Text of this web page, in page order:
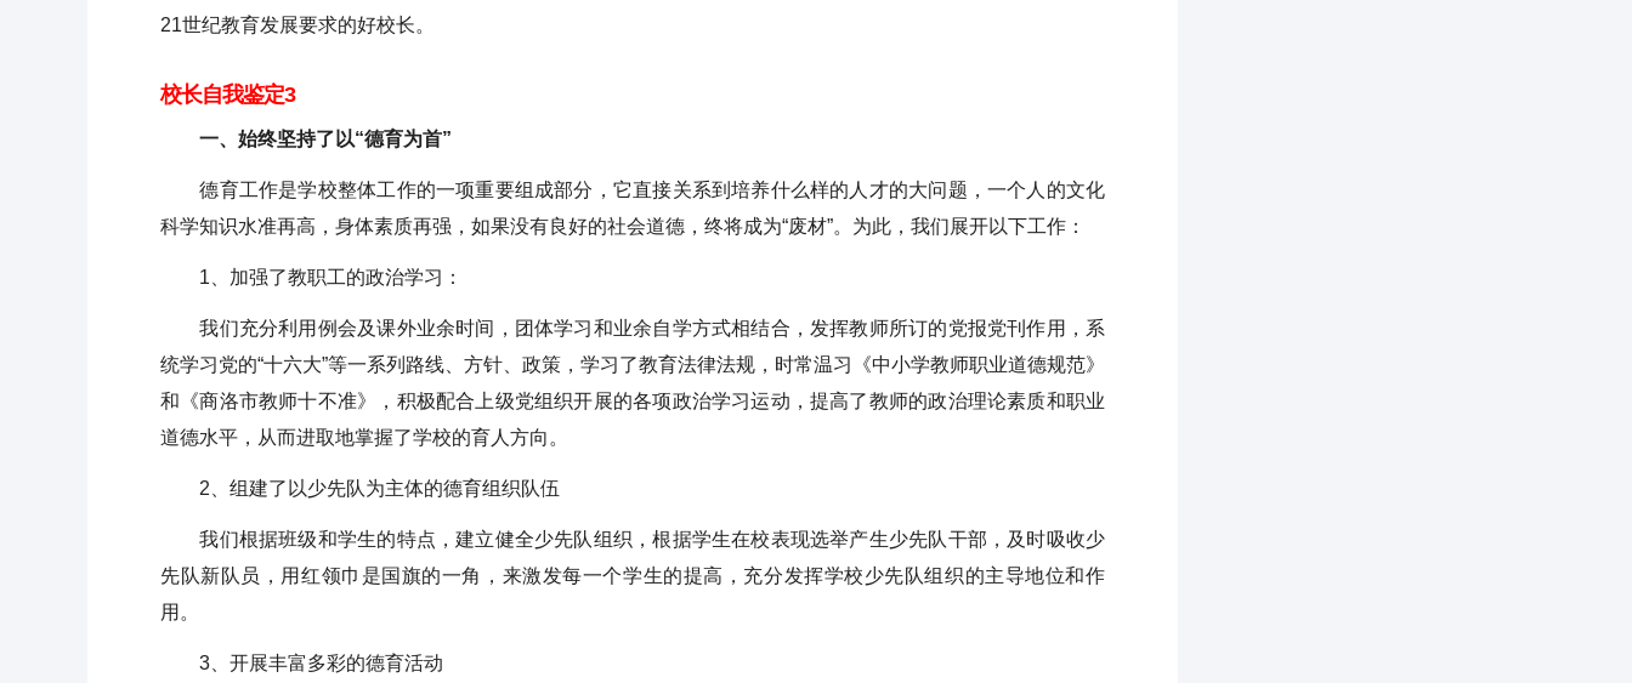
21世纪教育发展要求的好校长。
校长自我鉴定3
一、始终坚持了以“德育为首”
德育工作是学校整体工作的一项重要组成部分，它直接关系到培养什么样的人才的大问题，一个人的文化
科学知识水准再高，身体素质再强，如果没有良好的社会道德，终将成为“废材”。为此，我们展开以下工作：
1、加强了教职工的政治学习：
我们充分利用例会及课外业余时间，团体学习和业余自学方式相结合，发挥教师所订的党报党刊作用，系
统学习党的“十六大”等一系列路线、方针、政策，学习了教育法律法规，时常温习《中小学教师职业道德规范》
和《商洛市教师十不准》，积极配合上级党组织开展的各项政治学习运动，提高了教师的政治理论素质和职业
道德水平，从而进取地掌握了学校的育人方向。
2、组建了以少先队为主体的德育组织队伍
我们根据班级和学生的特点，建立健全少先队组织，根据学生在校表现选举产生少先队干部，及时吸收少
先队新队员，用红领巾是国旗的一角，来激发每一个学生的提高，充分发挥学校少先队组织的主导地位和作
用。
3、开展丰富多彩的德育活动